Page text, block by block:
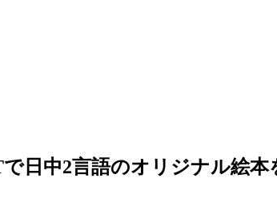
で日中2言語のオリジナル絵